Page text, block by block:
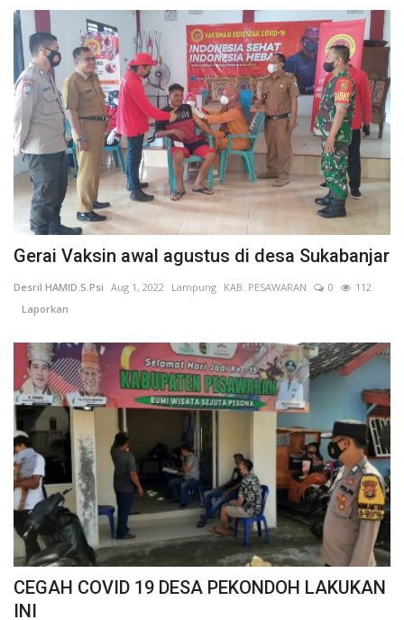
Perempuan/Anak
Gerai Vaksin awal agustus di desa Sukabanjar
Desril HAMID.S.Psi Aug 1, 2022 Lampung KAB. PESAWARAN 0
112
Laporkan
CEGAH COVID 19 DESA PEKONDOH LAKUKAN
INI